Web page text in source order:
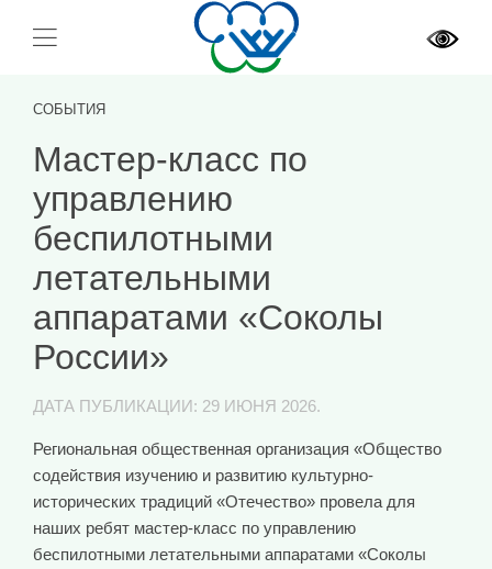
СОБЫТИЯ
Мастер-класс по
управлению
беспилотными
летательными
аппаратами «Соколы
России»
ДАТА ПУБЛИКАЦИИ: 29 ИЮНЯ 2026.
Региональная общественная организация «Общество
содействия изучению и развитию культурно-
исторических традиций «Отечество» провела для
наших ребят мастер-класс по управлению
беспилотными летательными аппаратами «Соколы